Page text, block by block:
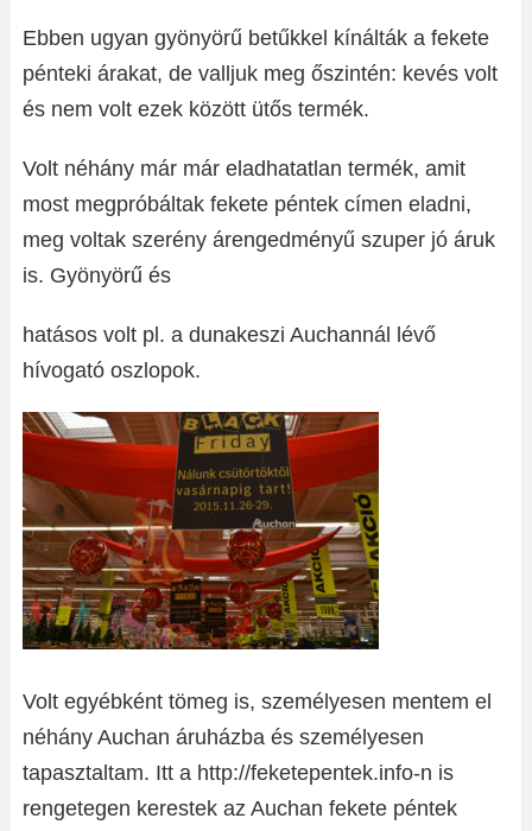
Ebben ugyan gyönyörű betűkkel kínálták a fekete
pénteki árakat, de valljuk meg őszintén: kevés volt
és nem volt ezek között ütős termék.
Volt néhány már már eladhatatlan termék, amit
most megpróbáltak fekete péntek címen eladni,
meg voltak szerény árengedményű szuper jó áruk
is. Gyönyörű és
hatásos volt pl. a dunakeszi Auchannál lévő
hívogató oszlopok.
Volt egyébként tömeg is, személyesen mentem el
néhány Auchan áruházba és személyesen
tapasztaltam. Itt a http://feketepentek.info-n is
rengetegen kerestek az Auchan fekete péntek